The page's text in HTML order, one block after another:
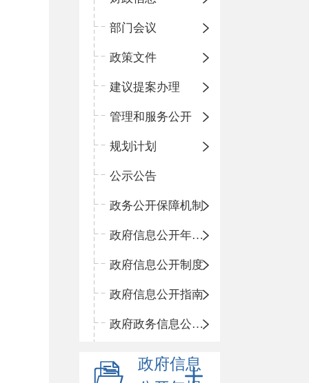
部门会议
政策文件
建议提案办理
管理和服务公开
规划计划
公示公告
政务公开保障机制
政府信息公开年度报告
政府信息公开制度
政府信息公开指南
政府政务信息公开目录
政府信息